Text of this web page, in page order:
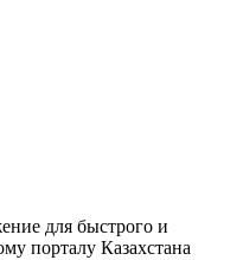
для быстрого и
порталу Казахстана